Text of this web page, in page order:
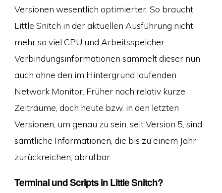
Versionen wesentlich optimierter. So braucht
Little Snitch in der aktuellen Ausführung nicht
mehr so viel CPU und Arbeitsspeicher.
Verbindungsinformationen sammelt dieser nun
auch ohne den im Hintergrund laufenden
Network Monitor. Früher noch relativ kurze
Zeiträume, doch heute bzw. in den letzten
Versionen, um genau zu sein, seit Version 5, sind
sämtliche Informationen, die bis zu einem Jahr
zurückreichen, abrufbar.
Terminal und Scripts in Little Snitch?